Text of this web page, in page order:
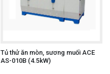
Tủ thử ăn mòn, sương muối ACE
AS-010B (4.5kW)